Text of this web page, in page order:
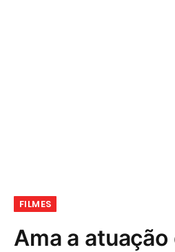
FILMES
Ama a